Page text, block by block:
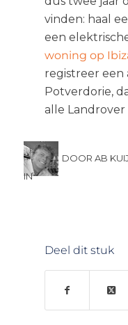
vinden: haal
een
woning op
registreer een
Potverdorie,
alle Landrover
DOOR AB
IN
Deel dit stuk